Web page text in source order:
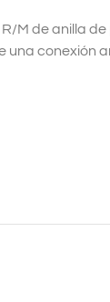
R/M de anilla
una conexión